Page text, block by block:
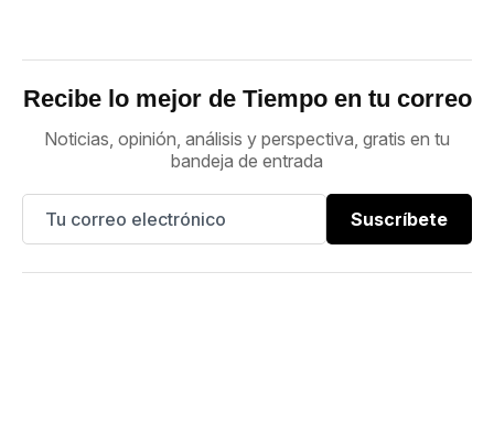
Recibe lo mejor de Tiempo en tu correo
Noticias, opinión, análisis y perspectiva, gratis en tu
bandeja de entrada
Suscríbete